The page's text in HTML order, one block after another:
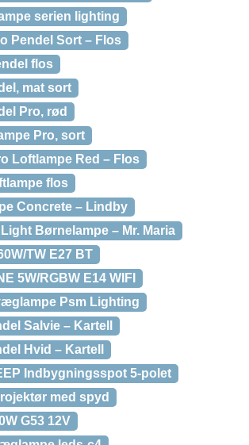
serien lighting
Pendel Sort – Flos
flos
mat sort
Pro, rød
Pro, sort
Loftlampe Red – Flos
flos
Concrete – Lindby
Børnelampe – Mr. Maria
TW E27 BT
5W/RGBW E14 WIFI
Psm Lighting
Salvie – Kartell
Hvid – Kartell
Indbygningsspot 5-polet
med spyd
G53 12V